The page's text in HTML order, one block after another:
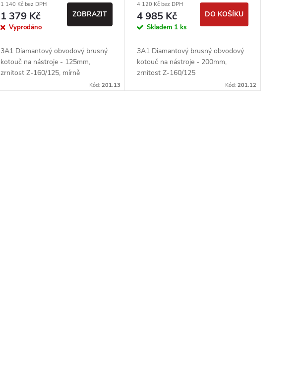
jakost
1 140 Kč bez DPH
1 379 Kč
Vyprodáno
ZOBRAZIT
3A1 Diamantový obvodový brusný
kotouč na nástroje - 125mm,
zrnitost Z-160/125, mírně
Kód: 201.13
4 120 Kč bez DPH
4 985 Kč
Skladem 1 ks
DO KOŠÍKU
3A1 Diamantový brusný obvodový
kotouč na nástroje - 200mm,
zrnitost Z-160/125
Kód: 201.12